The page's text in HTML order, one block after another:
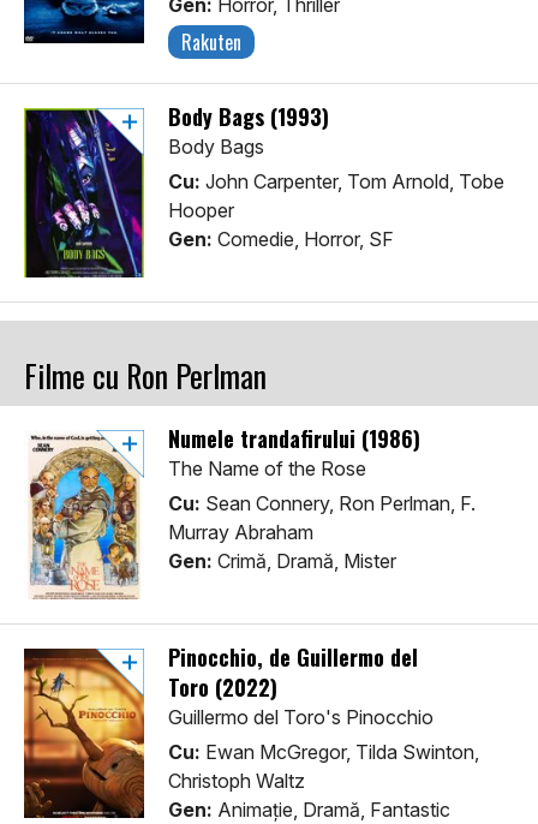
Gen: Horror, Thriller
Rakuten
Body Bags (1993)
Body Bags
Cu: John Carpenter, Tom Arnold, Tobe
Hooper
Gen: Comedie, Horror, SF
Filme cu Ron Perlman
Numele trandafirului (1986)
The Name of the Rose
Cu: Sean Connery, Ron Perlman, F.
Murray Abraham
Gen: Crimă, Dramă, Mister
Pinocchio, de Guillermo del
Toro (2022)
Guillermo del Toro's Pinocchio
Cu: Ewan McGregor, Tilda Swinton,
Christoph Waltz
Gen: Animaţie, Dramă, Fantastic